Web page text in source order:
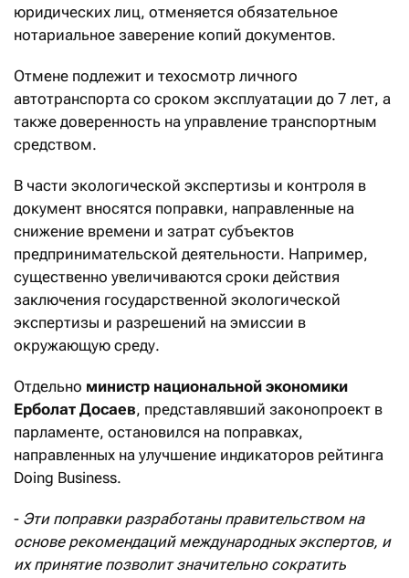
юридических лиц, отменяется обязательное
нотариальное заверение копий документов.
Отмене подлежит и техосмотр личного
автотранспорта со сроком эксплуатации до 7 лет, а
также доверенность на управление транспортным
средством.
В части экологической экспертизы и контроля в
документ вносятся поправки, направленные на
снижение времени и затрат субъектов
предпринимательской деятельности. Например,
существенно увеличиваются сроки действия
заключения государственной экологической
экспертизы и разрешений на эмиссии в
окружающую среду.
Отдельно министр национальной экономики
Ерболат Досаев, представлявший законопроект в
парламенте, остановился на поправках,
направленных на улучшение индикаторов рейтинга
Doing Business.
- Эти поправки разработаны правительством на
основе рекомендаций международных экспертов, и
их принятие позволит значительно сократить